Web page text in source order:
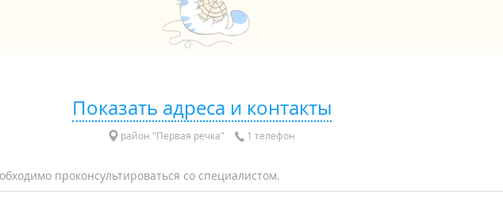
Показать адреса и контакты
район "Первая речка" 1 телефон
проконсультироваться со специалистом.